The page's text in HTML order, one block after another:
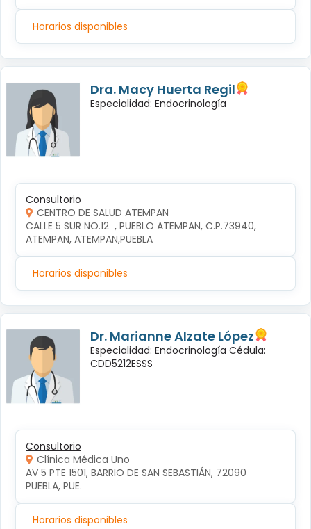
Horarios disponibles
Dra. Macy Huerta Regil
Especialidad: Endocrinología
Consultorio
CENTRO DE SALUD ATEMPAN
CALLE 5 SUR NO.12  , PUEBLO ATEMPAN, C.P.73940,
ATEMPAN, ATEMPAN,PUEBLA
Horarios disponibles
Dr. Marianne Alzate López
Especialidad: Endocrinología Cédula:
CDD5212ESSS
Consultorio
Clínica Médica Uno
AV 5 PTE 1501, BARRIO DE SAN SEBASTIÁN, 72090
PUEBLA, PUE.
Horarios disponibles